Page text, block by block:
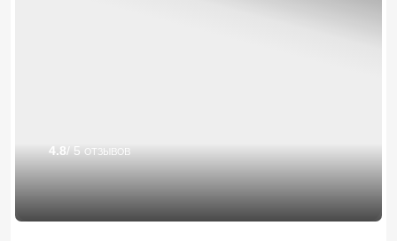
4.8/ 5 отзывов